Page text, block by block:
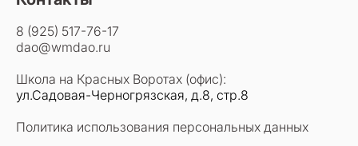
8 (925) 517-76-17
dao@wmdao.ru
Школа на Красных Воротах (офис):
ул.Садовая-Черногрязская, д.8, стр.8
Политика использования персональных данных